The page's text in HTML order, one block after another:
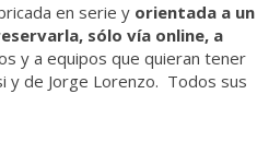
en serie y orientada a un
sólo vía online, a
y a equipos que quieran tener
y de Jorge Lorenzo. Todos sus